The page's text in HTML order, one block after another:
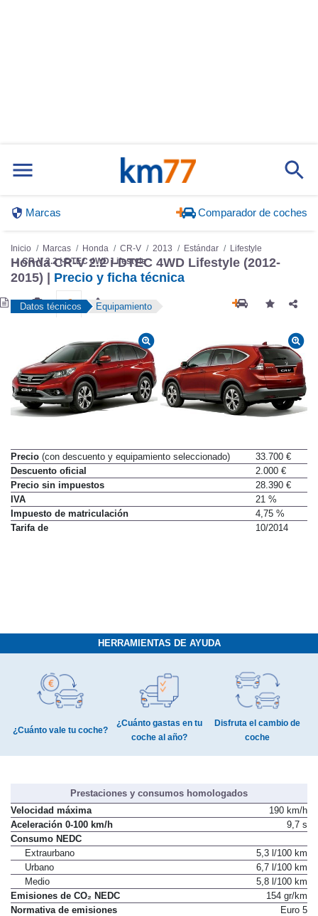
Marcas Comparador de coches
Inicio Marcas Honda CR-V 2013 Estándar
Lifestyle
CR-V 2.2 i-DTEC 4WD Lifestyle
Honda CR-V 2.2 i-DTEC 4WD Lifestyle (2012-
2015) | Precio y ficha técnica
Datos técnicos Equipamiento
Precio (con descuento y equipamiento seleccionado)
33.700 €
Descuento oficial
2.000 €
Precio sin impuestos
28.390 €
IVA
21 %
Impuesto de matriculación
4,75 %
Tarifa de
10/2014
HERRAMIENTAS DE AYUDA
¿Cuánto vale tu coche?
¿Cuánto gastas en tu
coche al año?
Disfruta el cambio de
coche
Prestaciones y consumos homologados
Velocidad máxima
190 km/h
Aceleración 0-100 km/h
9,7 s
Consumo NEDC
Extraurbano
5,3 l/100 km
Urbano
6,7 l/100 km
Medio
5,8 l/100 km
Emisiones de CO₂ NEDC
154 gr/km
Normativa de emisiones
Euro 5